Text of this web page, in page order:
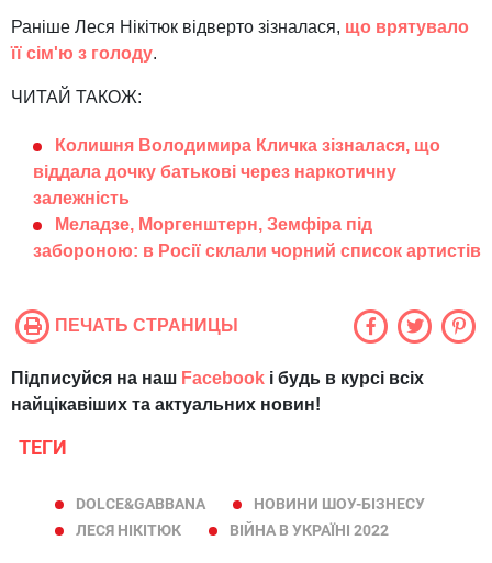
Раніше Леся Нікітюк відверто зізналася, що врятувало
її сім'ю з голоду.
ЧИТАЙ ТАКОЖ:
Колишня Володимира Кличка зізналася, що
віддала дочку батькові через наркотичну
залежність
Меладзе, Моргенштерн, Земфіра під
забороною: в Росії склали чорний список артистів
ПЕЧАТЬ СТРАНИЦЫ
Підписуйся на наш Facebook і будь в курсі всіх
найцікавіших та актуальних новин!
ТЕГИ
DOLCE&GABBANA
НОВИНИ ШОУ-БІЗНЕСУ
ЛЕСЯ НІКІТЮК
ВІЙНА В УКРАЇНІ 2022